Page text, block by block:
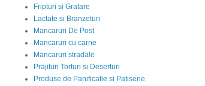
Fripturi si Gratare
Lactate si Branzeturi
Mancaruri De Post
Mancaruri cu carne
Mancaruri stradale
Prajituri Torturi si Deserturi
Produse de Panificatie si Patiserie